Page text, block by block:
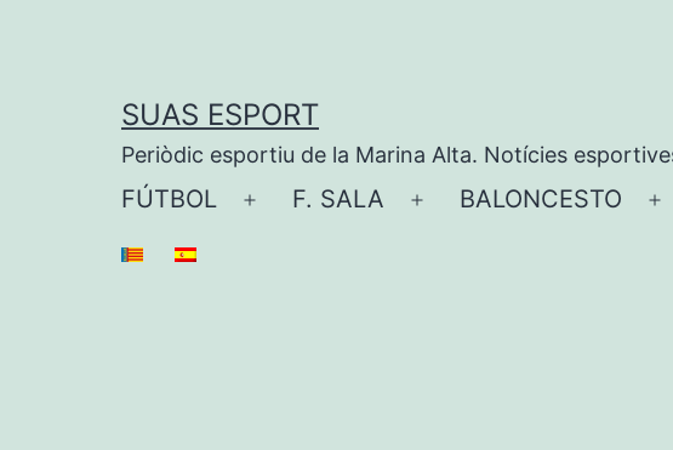
SUAS ESPORT
Periòdic esportiu de la Marina Alta. Notícies
FÚTBOL
Abrir
F. SALA
Abrir
BALONCESTO